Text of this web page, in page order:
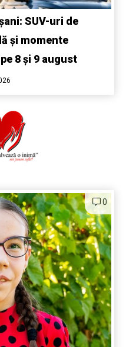
SUV-uri de
și momente
8 și 9 august
0